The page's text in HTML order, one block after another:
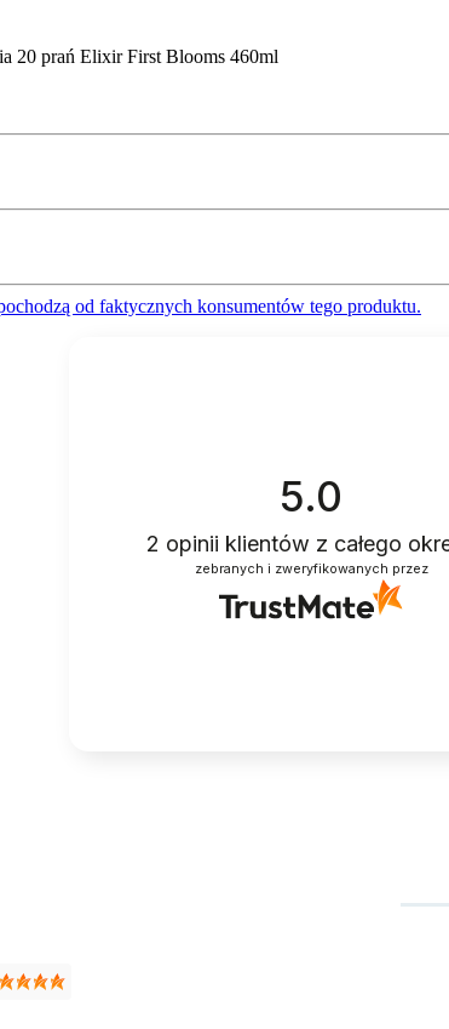
20 prań Elixir First Blooms 460ml
od faktycznych konsumentów tego produktu.
5.0
2 opinii klientów z całego
zebranych i zweryfikowanych przez